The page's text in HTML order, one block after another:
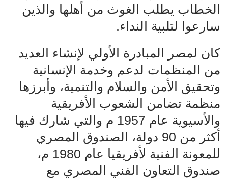
الخطاب يطلب الغوث من أهلها والذين
سارعوا لتلبية النداء.
كان لمصر المبادرة الأولي لإنشاء العديد
من المنظمات لدعم وخدمة الإنسانية
وتحقيق الأمن والسلام والتنمية، وأبرزها
منظمة تضامن الشعوب الأفريقية
والأسيوية عام 1957 م والتي شارك فيها
أكثر من 90 دولة، الصندوق المصري
للمعونة الفنية لأفريقيا عام 1980 م،
صندوق التعاون الفني المصري مع